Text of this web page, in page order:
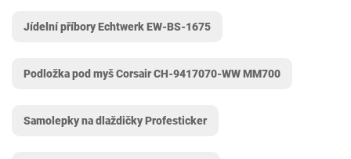
Jídelní příbory Echtwerk EW-BS-1675
Podložka pod myš Corsair CH-9417070-WW MM700
Samolepky na dlaždičky Profesticker